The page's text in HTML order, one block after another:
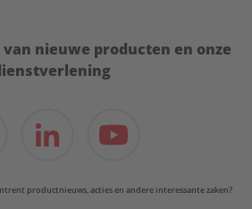
nieuwe producten en onze
productnieuws, acties en andere interessante zaken?